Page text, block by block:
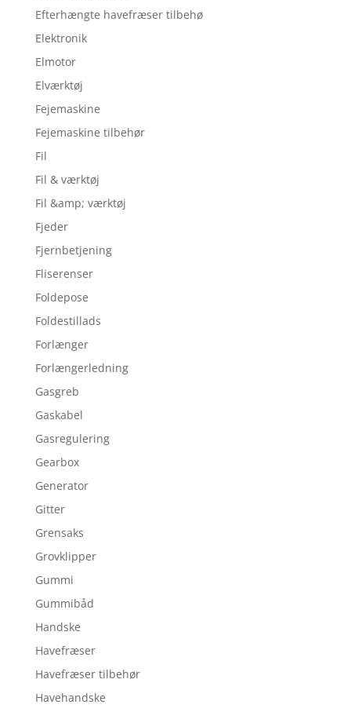
Efterhængte havefræser tilbehø
Elektronik
Elmotor
Elværktøj
Fejemaskine
Fejemaskine tilbehør
Fil
Fil & værktøj
Fil &amp; værktøj
Fjeder
Fjernbetjening
Fliserenser
Foldepose
Foldestillads
Forlænger
Forlængerledning
Gasgreb
Gaskabel
Gasregulering
Gearbox
Generator
Gitter
Grensaks
Grovklipper
Gummi
Gummibåd
Handske
Havefræser
Havefræser tilbehør
Havehandske